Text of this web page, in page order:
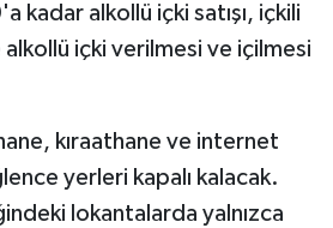
alkollü içki satışı, içkili
içki verilmesi ve içilmesi
kıraathane ve internet
yerleri kapalı kalacak.
lokantalarda yalnızca